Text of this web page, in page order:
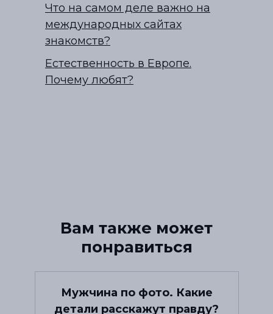
Что на самом деле важно на
международных сайтах
знакомств?
Естественность в Европе.
Почему любят?
Вам также может
понравиться
Мужчина по фото. Какие
детали расскажут правду?